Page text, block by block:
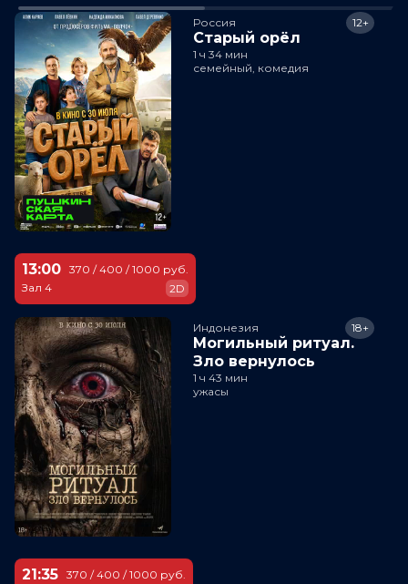
Россия
Старый орёл
12+
1 ч 34 мин
семейный, комедия
13:00
Зал 4
370 / 400 / 1000 руб.
2D
Индонезия
Могильный ритуал.
Зло вернулось
18+
1 ч 43 мин
ужасы
21:35 370 / 400 / 1000 руб.